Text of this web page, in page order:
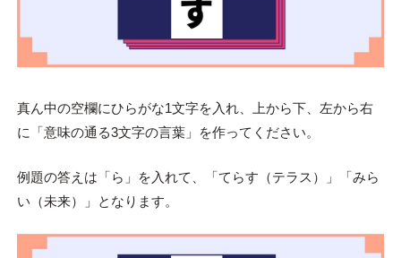
真ん中の空欄にひらがな1文字を入れ、上から下、左から右
に「意味の通る3文字の言葉」を作ってください。
例題の答えは「ら」を入れて、「てらす（テラス）」「みら
い（未来）」となります。